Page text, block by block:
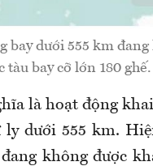
dưới 555 km
tàu bay cỡ lớn 180
là hoạt động
ly dưới 555 km.
không được